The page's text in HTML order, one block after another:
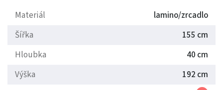
skříňkách, díky tomu si ušetříte čas a nervy s montáží.
stěnyPS24
Materiál
lamino/zrcadlo
Šířka
155 cm
Hloubka
40 cm
Výška
192 cm